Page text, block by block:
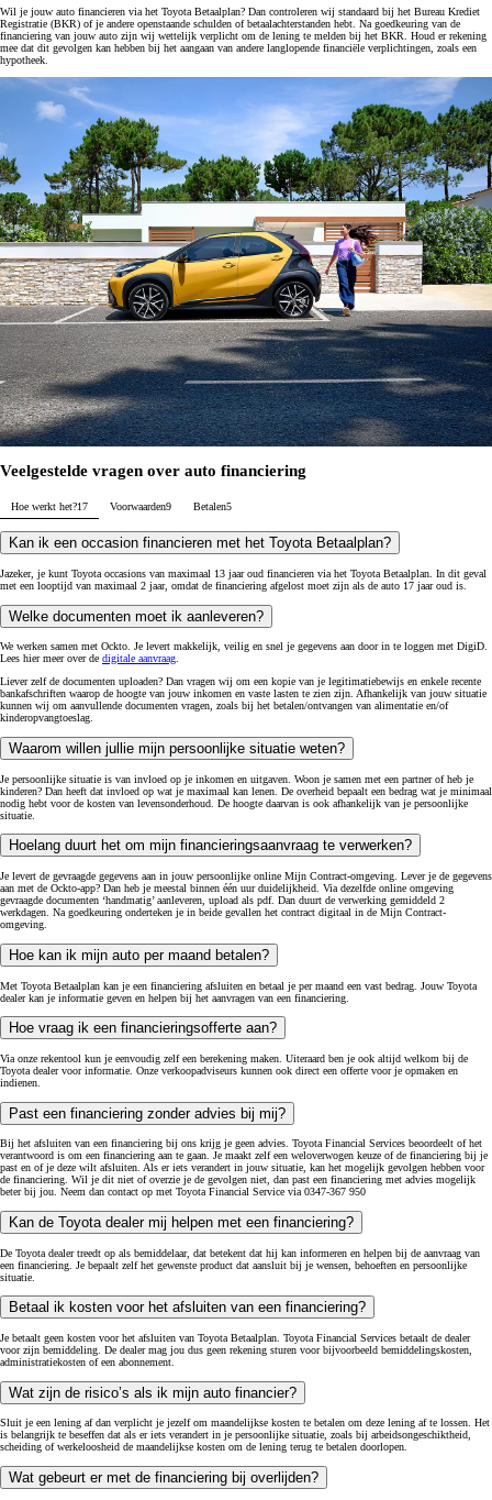
Wil je jouw auto financieren via het Toyota Betaalplan? Dan controleren wij standaard bij het Bureau Krediet
Registratie (BKR) of je andere openstaande schulden of betaalachterstanden hebt. Na goedkeuring van de
financiering van jouw auto zijn wij wettelijk verplicht om de lening te melden bij het BKR. Houd er rekening
mee dat dit gevolgen kan hebben bij het aangaan van andere langlopende financiële verplichtingen, zoals een
hypotheek.
Veelgestelde vragen over auto financiering
Hoe werkt het?17 Voorwaarden9 Betalen5
Kan ik een occasion financieren met het Toyota Betaalplan?
Jazeker, je kunt Toyota occasions van maximaal 13 jaar oud financieren via het Toyota Betaalplan. In dit geval
met een looptijd van maximaal 2 jaar, omdat de financiering afgelost moet zijn als de auto 17 jaar oud is.
Welke documenten moet ik aanleveren?
We werken samen met Ockto. Je levert makkelijk, veilig en snel je gegevens aan door in te loggen met DigiD.
Lees hier meer over de digitale aanvraag.
Liever zelf de documenten uploaden? Dan vragen wij om een kopie van je legitimatiebewijs en enkele recente
bankafschriften waarop de hoogte van jouw inkomen en vaste lasten te zien zijn. Afhankelijk van jouw situatie
kunnen wij om aanvullende documenten vragen, zoals bij het betalen/ontvangen van alimentatie en/of
kinderopvangtoeslag.
Waarom willen jullie mijn persoonlijke situatie weten?
Je persoonlijke situatie is van invloed op je inkomen en uitgaven. Woon je samen met een partner of heb je
kinderen? Dan heeft dat invloed op wat je maximaal kan lenen. De overheid bepaalt een bedrag wat je minimaal
nodig hebt voor de kosten van levensonderhoud. De hoogte daarvan is ook afhankelijk van je persoonlijke
situatie.
Hoelang duurt het om mijn financieringsaanvraag te verwerken?
Je levert de gevraagde gegevens aan in jouw persoonlijke online Mijn Contract-omgeving. Lever je de gegevens
aan met de Ockto-app? Dan heb je meestal binnen één uur duidelijkheid. Via dezelfde online omgeving
gevraagde documenten ‘handmatig’ aanleveren, upload als pdf. Dan duurt de verwerking gemiddeld 2
werkdagen. Na goedkeuring onderteken je in beide gevallen het contract digitaal in de Mijn Contract-
omgeving.
Hoe kan ik mijn auto per maand betalen?
Met Toyota Betaalplan kan je een financiering afsluiten en betaal je per maand een vast bedrag. Jouw Toyota
dealer kan je informatie geven en helpen bij het aanvragen van een financiering.
Hoe vraag ik een financieringsofferte aan?
Via onze rekentool kun je eenvoudig zelf een berekening maken. Uiteraard ben je ook altijd welkom bij de
Toyota dealer voor informatie. Onze verkoopadviseurs kunnen ook direct een offerte voor je opmaken en
indienen.
Past een financiering zonder advies bij mij?
Bij het afsluiten van een financiering bij ons krijg je geen advies. Toyota Financial Services beoordeelt of het
verantwoord is om een financiering aan te gaan. Je maakt zelf een weloverwogen keuze of de financiering bij je
past en of je deze wilt afsluiten. Als er iets verandert in jouw situatie, kan het mogelijk gevolgen hebben voor
de financiering. Wil je dit niet of overzie je de gevolgen niet, dan past een financiering met advies mogelijk
beter bij jou. Neem dan contact op met Toyota Financial Service via 0347-367 950
Kan de Toyota dealer mij helpen met een financiering?
De Toyota dealer treedt op als bemiddelaar, dat betekent dat hij kan informeren en helpen bij de aanvraag van
een financiering. Je bepaalt zelf het gewenste product dat aansluit bij je wensen, behoeften en persoonlijke
situatie.
Betaal ik kosten voor het afsluiten van een financiering?
Je betaalt geen kosten voor het afsluiten van Toyota Betaalplan. Toyota Financial Services betaalt de dealer
voor zijn bemiddeling. De dealer mag jou dus geen rekening sturen voor bijvoorbeeld bemiddelingskosten,
administratiekosten of een abonnement.
Wat zijn de risico’s als ik mijn auto financier?
Sluit je een lening af dan verplicht je jezelf om maandelijkse kosten te betalen om deze lening af te lossen. Het
is belangrijk te beseffen dat als er iets verandert in je persoonlijke situatie, zoals bij arbeidsongeschiktheid,
scheiding of werkeloosheid de maandelijkse kosten om de lening terug te betalen doorlopen.
Wat gebeurt er met de financiering bij overlijden?